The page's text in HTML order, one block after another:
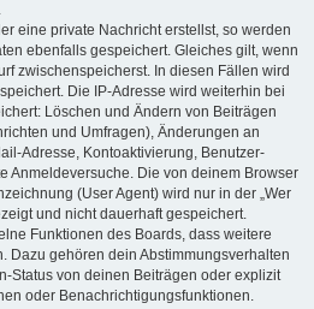
eine private Nachricht erstellst, so werden
ebenfalls gespeichert. Gleiches gilt, wenn
zwischenspeicherst. In diesen Fällen wird
Die IP-Adresse wird weiterhin bei
Löschen und Ändern von Beiträgen
und Umfragen), Änderungen an
Adresse, Kontoaktivierung, Benutzer-
Anmeldeversuche. Die von deinem Browser
(User Agent) wird nur in der „Wer
und nicht dauerhaft gespeichert.
Funktionen des Boards, dass weitere
Dazu gehören dein Abstimmungsverhalten
Status von deinen Beiträgen oder explizit
oder Benachrichtigungsfunktionen.